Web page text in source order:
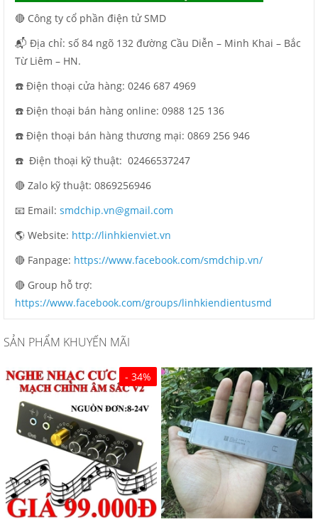
🔴 Công ty cổ phần điện tử SMD
📬 Địa chỉ: số 84 ngõ 132 đường Cầu Diễn – Minh Khai – Bắc
Từ Liêm – HN.
☎️ Điện thoại cửa hàng: 0246 687 4969
☎️ Điện thoại bán hàng online: 0988 125 136
☎️ Điện thoại bán hàng thương mại: 0869 256 946
☎️ Điện thoại kỹ thuật: 02466537247
🔴 Zalo kỹ thuật: 0869256946
📧 Email: smdchip.vn@gmail.com
🌎 Website: http://linhkienviet.vn
🔴 Fanpage: https://www.facebook.com/smdchip.vn/
🔴 Group hỗ trợ:
https://www.facebook.com/groups/linhkiendientusmd
SẢN PHẨM KHUYẾN MÃI
- 34%